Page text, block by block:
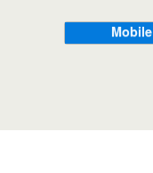
Mobile